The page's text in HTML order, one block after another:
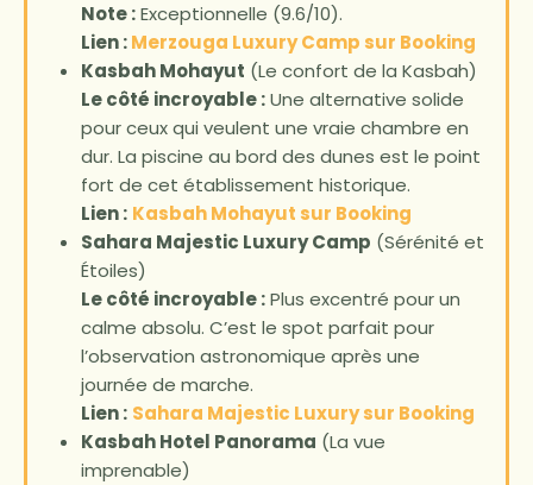
Note :Exceptionnelle (9.6/10).
Lien :Merzouga Luxury Camp sur Booking
Kasbah Mohayut (Le confort de la Kasbah)
Le côté incroyable :Une alternative solide
pour ceux qui veulent une vraie chambre en
dur. La piscine au bord des dunes est le point
fort de cet établissement historique.
Lien : Kasbah Mohayut sur Booking
Sahara Majestic Luxury Camp (Sérénité et
Étoiles)
Le côté incroyable :Plus excentré pour un
calme absolu. C’est le spot parfait pour
l’observation astronomique après une
journée de marche.
Lien : Sahara Majestic Luxury sur Booking
Kasbah Hotel Panorama (La vue
imprenable)